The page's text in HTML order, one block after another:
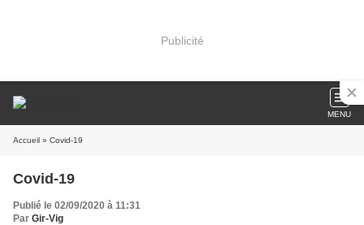
Publicité
MENU
Accueil » Covid-19
Covid-19
Publié le 02/09/2020 à 11:31
Par Gir-Vig